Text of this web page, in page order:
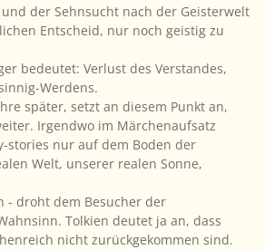
der Sehnsucht nach der Geisterwelt
Entscheid, nur noch geistig zu
bedeutet: Verlust des Verstandes,
Werdens.
später, setzt an diesem Punkt an,
Irgendwo im Märchenaufsatz
stories nur auf dem Boden der
Welt, unserer realen Sonne,
- droht dem Besucher der
Tolkien deutet ja an, dass
nicht zurückgekommen sind.